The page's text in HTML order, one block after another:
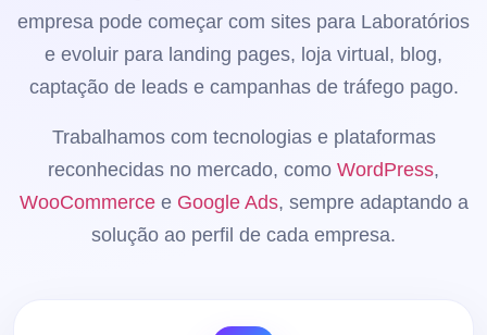
empresa pode começar com sites para Laboratórios
e evoluir para landing pages, loja virtual, blog,
captação de leads e campanhas de tráfego pago.
Trabalhamos com tecnologias e plataformas
reconhecidas no mercado, como WordPress,
WooCommercee Google Ads, sempre adaptando a
solução ao perfil de cada empresa.